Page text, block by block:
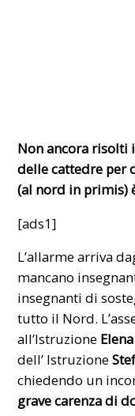
Non ancora risolti
delle cattedre per
(al nord in primis)
[ads1]
L’allarme arriva
mancano
insegnanti di
tutto il Nord.
all’Istruzione
dell’ Istruzione
chiedendo un
grave carenza di